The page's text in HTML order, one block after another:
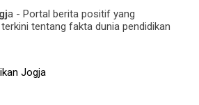
a - Portal berita positif yang
tentang fakta dunia pendidikan
Jogja